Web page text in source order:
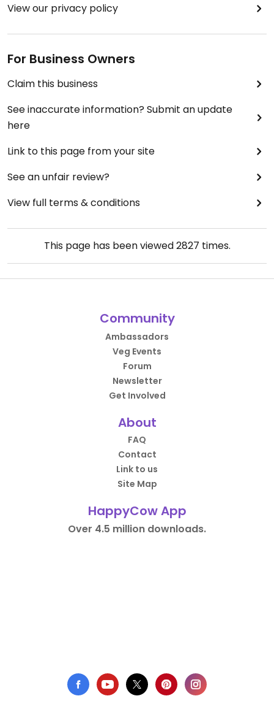
View our privacy policy
For Business Owners
Claim this business
See inaccurate information? Submit an update
here
Link to this page from your site
See an unfair review?
View full terms & conditions
This page has been viewed2827 times.
Community
Ambassadors
Veg Events
Forum
Newsletter
Get Involved
About
FAQ
Contact
Link to us
Site Map
HappyCow App
Over 4.5 million downloads.